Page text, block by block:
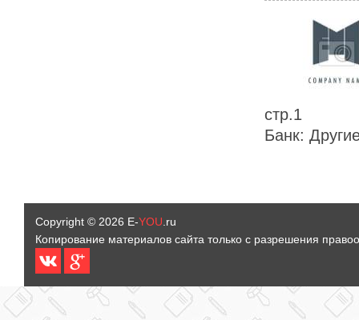
стр.1
Банк:
Copyright © 2026 E-YOU .ru
Копирование материалов сайта только с разрешения